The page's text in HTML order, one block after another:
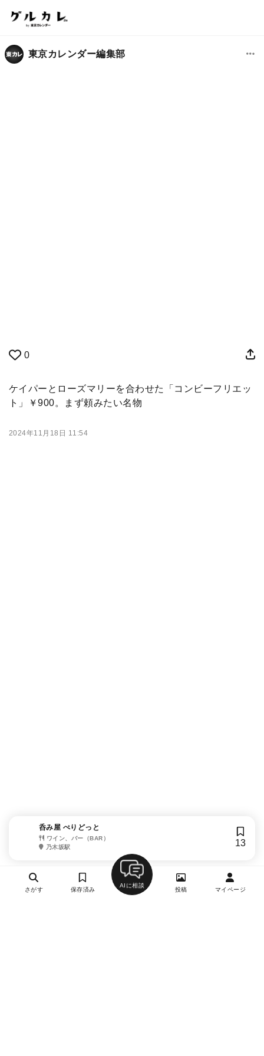
東京カレンダー編集部
0
ケイパーとローズマリーを合わせた「コンビーフリエッ
ト」￥900。まず頼みたい名物
2024年11月18日 11:54
呑み屋 ぺりどっと
ワイン、バー（BAR）
乃木坂駅
13
さがす 保存済み
AIに相談
投稿 マイページ